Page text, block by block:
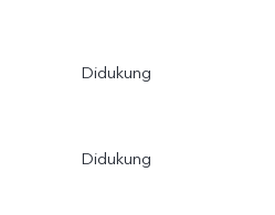
Didukung
Didukung